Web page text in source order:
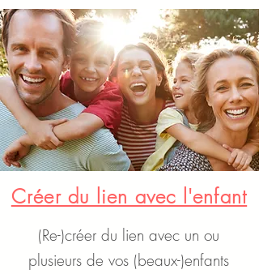
Créer du lien avec l'enfant
(Re-)créer du lien avec un ou
plusieurs de vos (beaux-)enfants